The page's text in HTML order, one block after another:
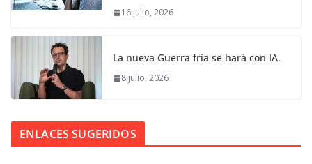
16 julio, 2026
La nueva Guerra fría se hará con IA.
8 julio, 2026
ENLACES SUGERIDOS